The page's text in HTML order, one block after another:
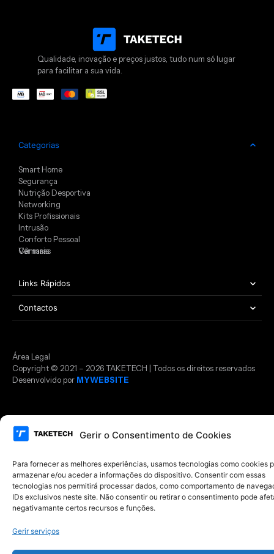
Gerir o Consentimento de Cookies
Para fornecer as melhores experiências, usamos tecnologias como cookies
armazenar e/ou aceder a informações do dispositivo. Consentir com essas
tecnologias nos permitirá processar dados, como comportamento de
IDs exclusivos neste site. Não consentir ou retirar o consentimento pode
negativamante certos recursos e funções.
Gerir serviços
Qualidade, inovação e preços justos, tudo num só lugar
para facilitar a sua vida.
Categorias
Smart Home
Segurança
Nutrição Desportiva
Networking
Kits Profissionais
Intrusão
Conforto Pessoal
Câmaras
Ver mais
Links Rápidos
Contactos
Copyright © 2021 – 2026 TAKETECH | Todos os direitos reservados
Desenvolvido por MYWEBSITE
Área Legal